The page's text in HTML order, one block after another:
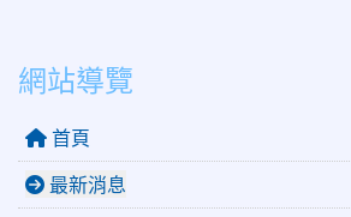
網站導覽
首頁
最新消息